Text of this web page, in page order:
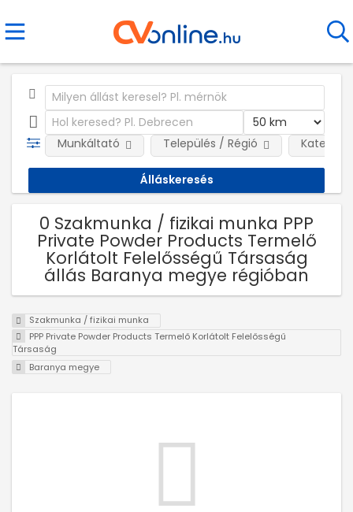
Munkáltató Település / Régió
0 Szakmunka / fizikai munka PPP
Private Powder Products Termelő
Korlátolt Felelősségű Társaság
állás Baranya megye régióban
Szakmunka / fizikai munka
PPP Private Powder Products Termelő Korlátolt Felelősségű
Társaság
Baranya megye